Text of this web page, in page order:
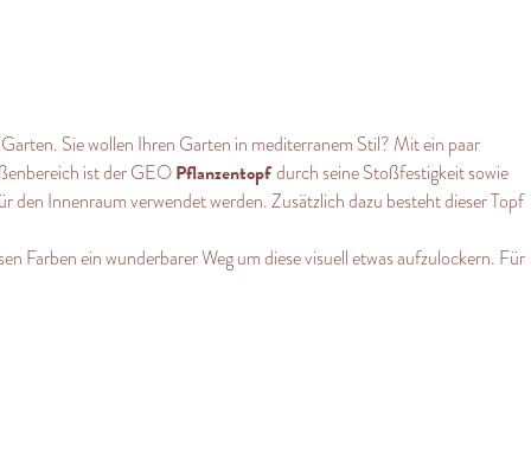
Sie wollen Ihren Garten in mediterranem Stil? Mit ein paar
ist der GEOPflanzentopfdurch seine Stoßfestigkeit sowie
Innenraum verwendet werden. Zusätzlich dazu besteht dieser Topf
Farben ein wunderbarer Weg um diese visuell etwas aufzulockern. Für